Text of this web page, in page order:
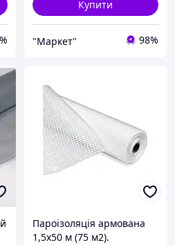
Купити
"Маркет" 98%
Пароізоляція армована
1,5х50 м (75 м2).